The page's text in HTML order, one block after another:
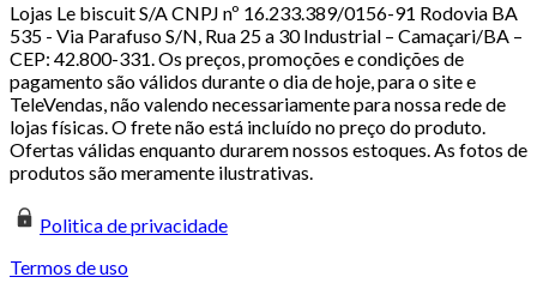
Lojas Le biscuit S/A CNPJ nº 16.233.389/0156-91 Rodovia BA
535 - Via Parafuso S/N, Rua 25 a 30 Industrial – Camaçari/BA –
CEP: 42.800-331. Os preços, promoções e condições de
pagamento são válidos durante o dia de hoje, para o site e
TeleVendas, não valendo necessariamente para nossa rede de
lojas físicas. O frete não está incluído no preço do produto.
Ofertas válidas enquanto durarem nossos estoques. As fotos de
produtos são meramente ilustrativas.
Politica de privacidade
Termos de uso